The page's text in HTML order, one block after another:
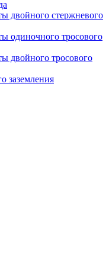
двойного стержневого
одиночного тросового
двойного тросового
заземления